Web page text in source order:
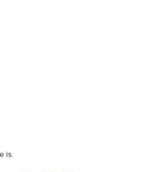
is.